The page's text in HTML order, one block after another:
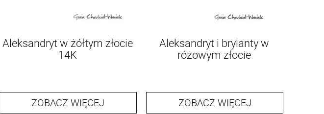
Aleksandryt w żółtym złocie
14K
ZOBACZ WIĘCEJ
Aleksandryt i brylanty w
różowym złocie
ZOBACZ WIĘCEJ